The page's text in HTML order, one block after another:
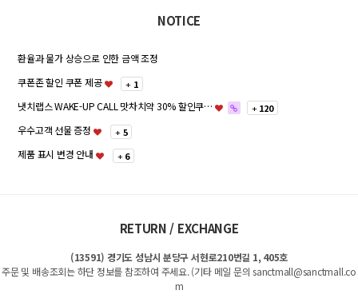
NOTICE
환율과 물가 상승으로 인한 금액 조정
쿠폰존 할인 쿠폰 제공
+ 1
냇치랩스 WAKE-UP CALL 맛차치약 30% 할인쿠… + 120
우수고객 선물 증정 + 5
제품 표시 변경 안내 + 6
RETURN / EXCHANGE
(13591) 경기도 성남시 분당구 서현로210번길 1, 405호
주문 및 배송조회는 하단 정보를 참조하여 주세요. (기타 메일 문의 sanctmall@sanctmall.co
m